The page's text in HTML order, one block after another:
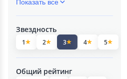
Показать все
Звездность
1 2 3 4 5
Общий рейтинг